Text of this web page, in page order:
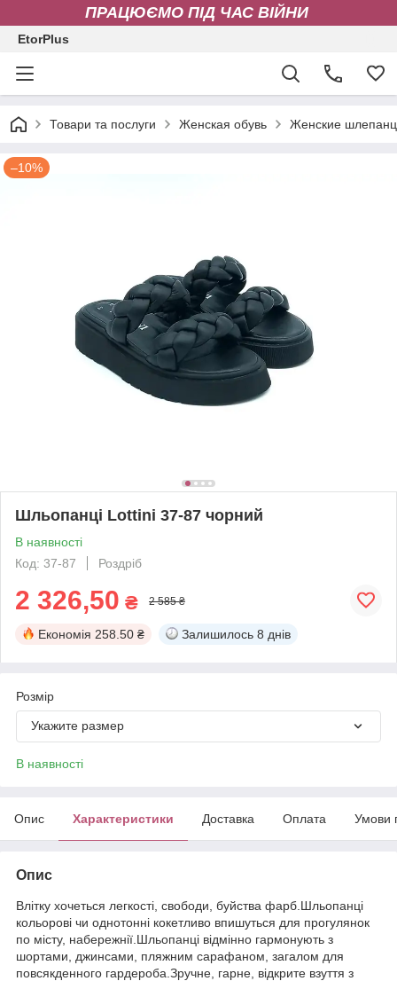
ПРАЦЮЄМО ПІД ЧАС ВІЙНИ
EtorPlus
Товари та послуги Женская обувь Женские
–10%
Шльопанці Lottini 37-87 чорний
В наявності
Код: 37-87
Роздріб
2 326,50 ₴ 2 585 ₴
Економія 258.50 ₴ Залишилось 8 днів
Розмір
Укажите размер
В наявності
Опис Характеристики Доставка Оплата Умови
Опис
Влітку хочеться легкості, свободи, буйства фарб.Шльопанці
кольорові чи однотонні кокетливо впишуться для прогулянок
по місту, набережнії.Шльопанці відмінно гармонують з
шортами, джинсами, пляжним сарафаном, загалом для
повсякденного гардероба.Зручне, гарне, відкрите взуття з